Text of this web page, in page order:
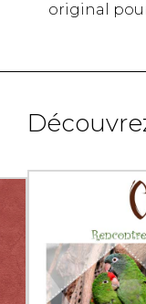
original